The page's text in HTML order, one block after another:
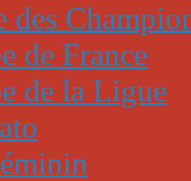
des
de France
de la Ligue